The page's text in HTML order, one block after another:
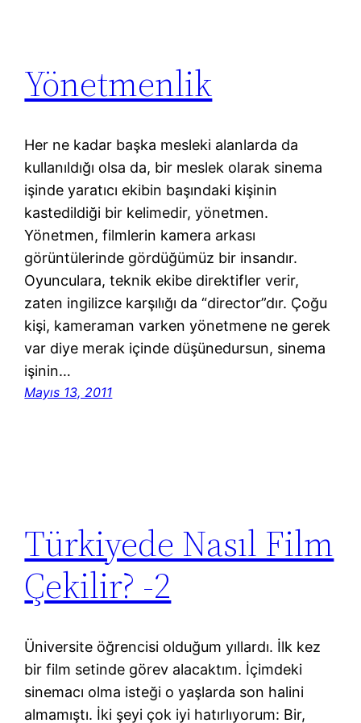
Yönetmenlik
Her ne kadar başka mesleki alanlarda da
kullanıldığı olsa da, bir meslek olarak sinema
işinde yaratıcı ekibin başındaki kişinin
kastedildiği bir kelimedir, yönetmen.
Yönetmen, filmlerin kamera arkası
görüntülerinde gördüğümüz bir insandır.
Oyunculara, teknik ekibe direktifler verir,
zaten ingilizce karşılığı da “director”dır. Çoğu
kişi, kameraman varken yönetmene ne gerek
var diye merak içinde düşünedursun, sinema
işinin…
Mayıs 13, 2011
Türkiyede Nasıl Film
Çekilir? -2
Üniversite öğrencisi olduğum yıllardı. İlk kez
bir film setinde görev alacaktım. İçimdeki
sinemacı olma isteği o yaşlarda son halini
almamıştı. İki şeyi çok iyi hatırlıyorum: Bir,